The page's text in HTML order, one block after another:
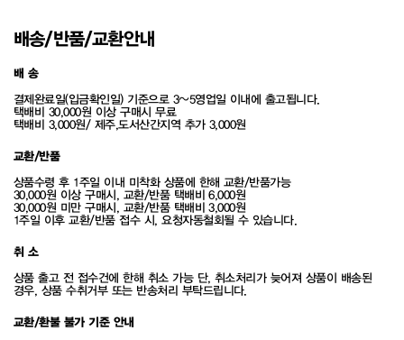
배송/반품/교환안내
배 송
결제완료일(입금확인일) 기준으로 3~5영업일 이내에 출고됩니다.
택배비 30,000원 이상 구매시 무료
택배비 3,000원/ 제주,도서산간지역 추가 3,000원
교환/반품
상품수령 후 1주일 이내 미착화 상품에 한해 교환/반품가능
30,000원 이상 구매시, 교환/반품 택배비 6,000원
30,000원 미만 구매시, 교환/반품 택배비 3,000원
1주일 이후 교환/반품 접수 시, 요청자동철회될 수 있습니다.
취 소
상품 출고 전 접수건에 한해 취소 가능 단, 취소처리가 늦어져 상품이 배송된
경우, 상품 수취거부 또는 반송처리 부탁드립니다.
교환/환불 불가 기준 안내